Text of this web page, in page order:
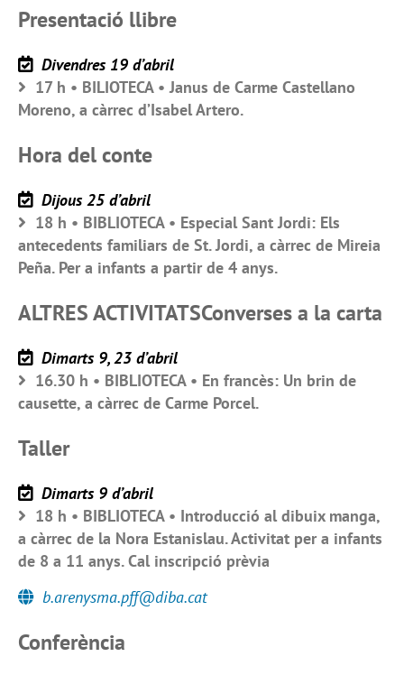
Presentació llibre
Divendres 19 d’abril
17 h • BILIOTECA • Janus de Carme Castellano
Moreno, a càrrec d’Isabel Artero.
Hora del conte
Dijous 25 d’abril
18 h • BIBLIOTECA • Especial Sant Jordi: Els
antecedents familiars de St. Jordi, a càrrec de Mireia
Peña. Per a infants a partir de 4 anys.
ALTRES ACTIVITATSConverses a la carta
Dimarts 9, 23 d’abril
16.30 h • BIBLIOTECA • En francès: Un brin de
causette, a càrrec de Carme Porcel.
Taller
Dimarts 9 d’abril
18 h • BIBLIOTECA • Introducció al dibuix manga,
a càrrec de la Nora Estanislau. Activitat per a infants
de 8 a 11 anys. Cal inscripció prèvia
b.arenysma.pff@diba.cat
Conferència